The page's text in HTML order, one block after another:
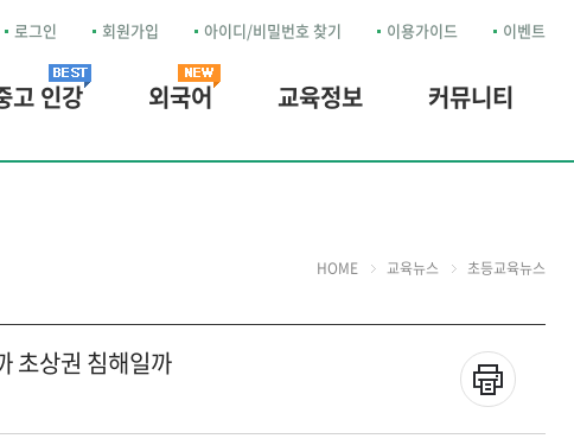
로그인 회원가입 아이디/비밀번호 찾기 이용가이드 이벤트
고 인강 외국어 교육정보 커뮤니티
HOME 교육뉴스 초등교육뉴스
초상권 침해일까